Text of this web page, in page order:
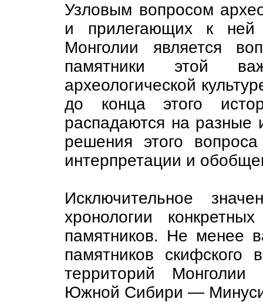
Узловым вопросом
и прилегающих к ней
Монголии является
памятники этой
археологической
до конца этого
распадаются на разные
решения этого
интерпретации и
Исключительное
хронологии конкретных
памятников. Не менее
памятников
территорий
Южной Сибири —